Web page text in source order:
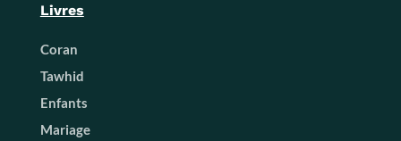
Livres
Coran
Tawhid
Enfants
Mariage